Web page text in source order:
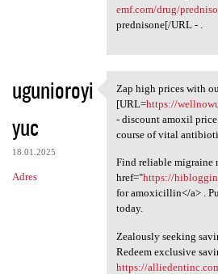
emf.com/drug/
prednisone[/URL - .
ugunioroyi
yuc
18.01.2025
Adres
Zap high prices
Zap high prices with
[URL=https://
- discount amoxil
course of vital
Find reliable migraine
href="https://
for amoxicillin</a> .
today.
Zealously seeking
Redeem exclusive
https://